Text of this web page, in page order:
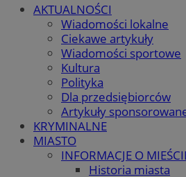
AKTUALNOŚCI
Wiadomości lokalne
Ciekawe artykuły
Wiadomości sportowe
Kultura
Polityka
Dla przedsiębiorców
Artykuły
KRYMINALNE
MIASTO
INFORMACJE O
Historia miasta